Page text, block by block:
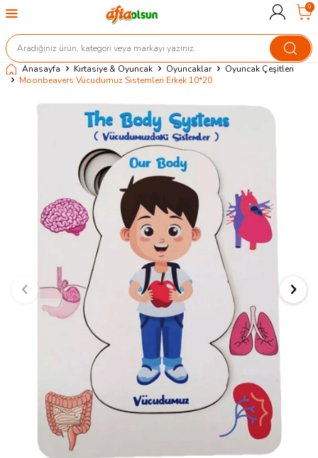
0
Anasayfa Kırtasiye & Oyuncak Oyuncaklar
Oyuncak Çeşitleri
Moonbeavers Vücudumuz Sistemleri Erkek 10*20